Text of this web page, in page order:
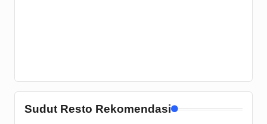
Sudut Resto Rekomendasi